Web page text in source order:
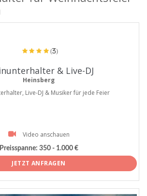
(3)
& Live-DJ
Heinsberg
Live-DJ & Musiker für jede Feier
Video anschauen
Preisspanne: 350 - 1.000 €
JETZT ANFRAGEN